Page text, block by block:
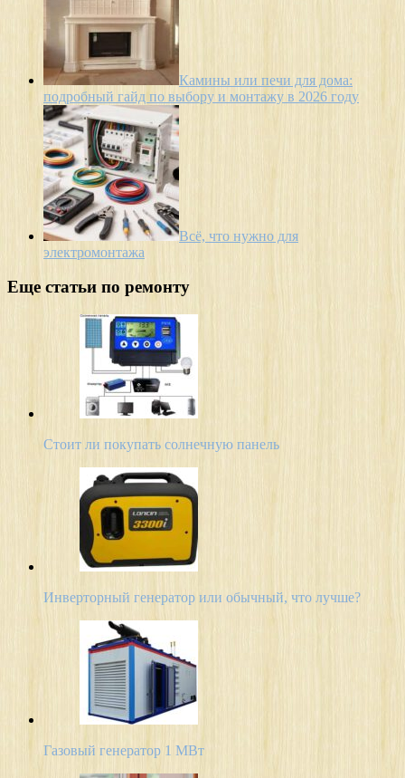
Камины или печи для дома:
подробный гайд по выбору и монтажу в 2026 году
Всё, что нужно для
электромонтажа
Еще статьи по ремонту
Стоит ли покупать солнечную панель
Инверторный генератор или обычный, что лучше?
Газовый генератор 1 МВт